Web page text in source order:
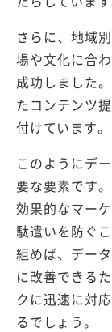
さらに、地域
場や文化に合
成功しました
たコンテンツ
付けています。
このようにデ
要な要素です
効果的なマー
駄遣いを防ぐ
組めば、デー
に改善できる
クに迅速に対
るでしょう。